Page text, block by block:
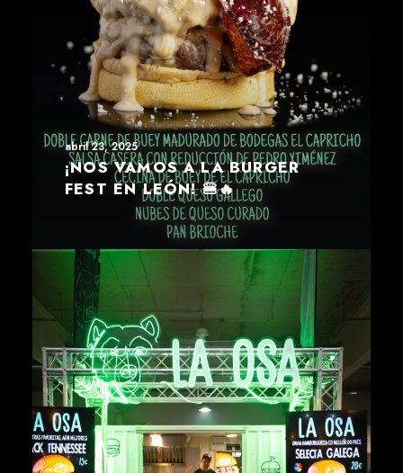
abril 23, 2025
¡NOS VAMOS A LA BURGER
FEST EN LEÓN! 🍔🔥